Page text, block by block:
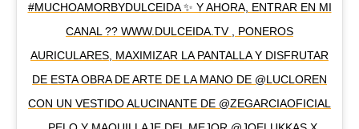
#MUCHOAMORBYDULCEIDA ✨ Y AHORA, ENTRAR EN MI
CANAL ?? WWW.DULCEIDA.TV , PONEROS
AURICULARES, MAXIMIZAR LA PANTALLA Y DISFRUTAR
DE ESTA OBRA DE ARTE DE LA MANO DE @LUCLOREN
CON UN VESTIDO ALUCINANTE DE @ZEGARCIAOFICIAL